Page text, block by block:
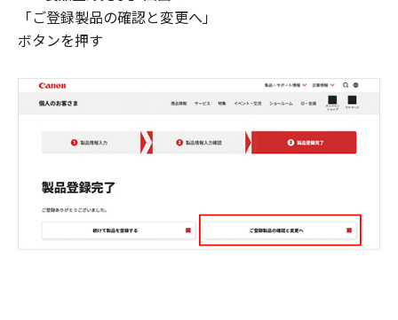
「ご登録製品の確認と変更へ」
ボタンを押す